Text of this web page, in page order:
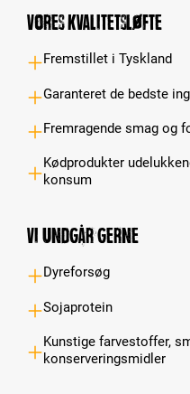
Vores kvalitetsløfte
Fremstillet i Tyskland
Garanteret de bedste
Fremragende smag og
Kødprodukter
konsum
Vi undgår gerne
Dyreforsøg
Sojaprotein
Kunstige farvestoffer,
konserveringsmidler